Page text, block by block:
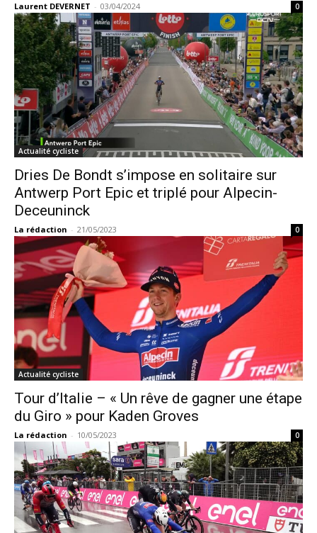
Laurent DEVERNET - 03/04/2024 0
Actualité cycliste
Dries De Bondt s’impose en solitaire sur
Antwerp Port Epic et triplé pour Alpecin-
Deceuninck
La rédaction - 21/05/2023 0
Actualité cycliste
Tour d’Italie – « Un rêve de gagner une étape
du Giro » pour Kaden Groves
La rédaction - 10/05/2023 0